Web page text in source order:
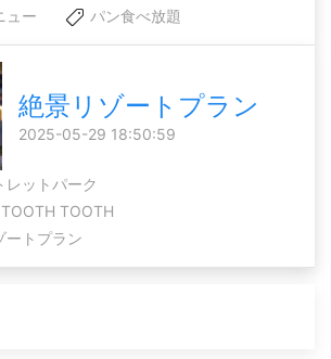
ュー
パン食べ放題
絶景リゾートプラン
2025-05-29 18:50:59
レットパーク
TOOTH
ートプラン